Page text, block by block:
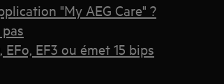
"My AEG Care" ?
EF3 ou émet 15 bips